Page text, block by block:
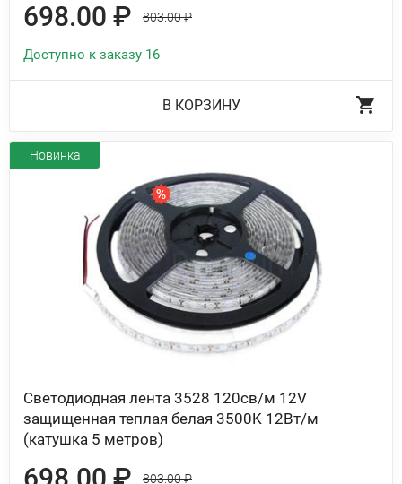
698.00 ₽ 803.00 ₽
Доступно к заказу 16
В КОРЗИНУ
Светодиодная лента 3528 120св/м 12V
защищенная теплая белая 3500K 12Вт/м
(катушка 5 метров)
803.00 ₽
Новинка